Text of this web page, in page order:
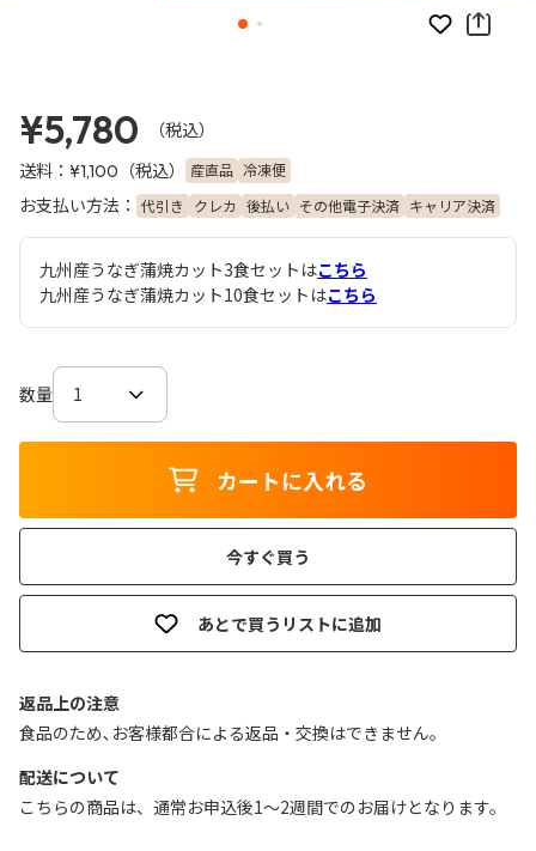
お気に入り
¥5,780
（税込）
送料： ¥1,100 （税込） 産直品 冷凍便
お支払い方法： 代引き クレカ 後払い その他電子決済 キャリア決済
九州産うなぎ蒲焼カット3食セットはこちら
九州産うなぎ蒲焼カット10食セットはこちら
数量
カートに入れる
今すぐ買う
あとで買うリストに追加
返品上の注意
食品のため､お客様都合による返品・交換はできません｡
配送について
こちらの商品は、通常お申込後1～2週間でのお届けとなります。